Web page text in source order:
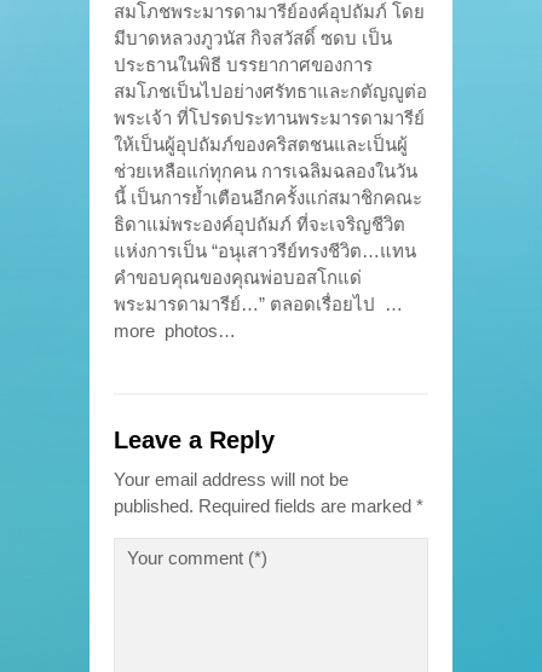
สมโภชพระมารดามารีย์องค์อุปถัมภ์ โดย
มีบาดหลวงภูวนัส กิจสวัสดิ์ ซดบ เป็น
ประธานในพิธี บรรยากาศของการ
สมโภชเป็นไปอย่างศรัทธาและกตัญญูต่อ
พระเจ้า ที่โปรดประทานพระมารดามารีย์
ให้เป็นผู้อุปถัมภ์ของคริสตชนและเป็นผู้
ช่วยเหลือแก่ทุกคน การเฉลิมฉลองในวัน
นี้ เป็นการย้ำเตือนอีกครั้งแก่สมาชิกคณะ
ธิดาแม่พระองค์อุปถัมภ์ ที่จะเจริญชีวิต
แห่งการเป็น “อนุเสาวรีย์ทรงชีวิต…แทน
คำขอบคุณของคุณพ่อบอสโกแด่
พระมารดามารีย์…” ตลอดเรื่อยไป …
more photos…
Leave a Reply
Your email address will not be
published. Required fields are marked *